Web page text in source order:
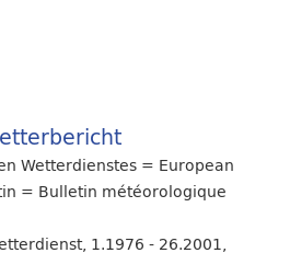
Wetterdienstes = European
= Bulletin météorologique
1.1976 - 26.2001,